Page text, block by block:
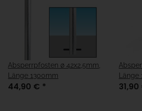
Absperrpfosten ø 42x2,5mm,
Länge 1300mm
44,90 € *